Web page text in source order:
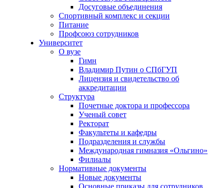
Досуговые объединения
Спортивный комплекс и секции
Питание
Профсоюз сотрудников
Университет
О вузе
Гимн
Владимир Путин о СПбГУП
Лицензия и свидетельство об
аккредитации
Структура
Почетные доктора и профессора
Ученый совет
Ректорат
Факультеты и кафедры
Подразделения и службы
Международная гимназия «Ольгино»
Филиалы
Нормативные документы
Новые документы
Основные приказы для сотрудников